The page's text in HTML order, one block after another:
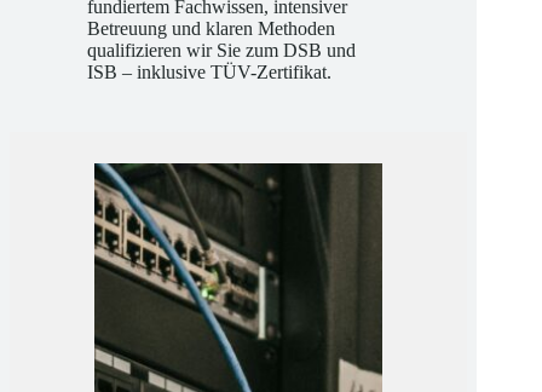
Wir machen Sie fit für die Praxis: Mit
fundiertem Fachwissen, intensiver
Betreuung und klaren Methoden
qualifizieren wir Sie zum DSB und